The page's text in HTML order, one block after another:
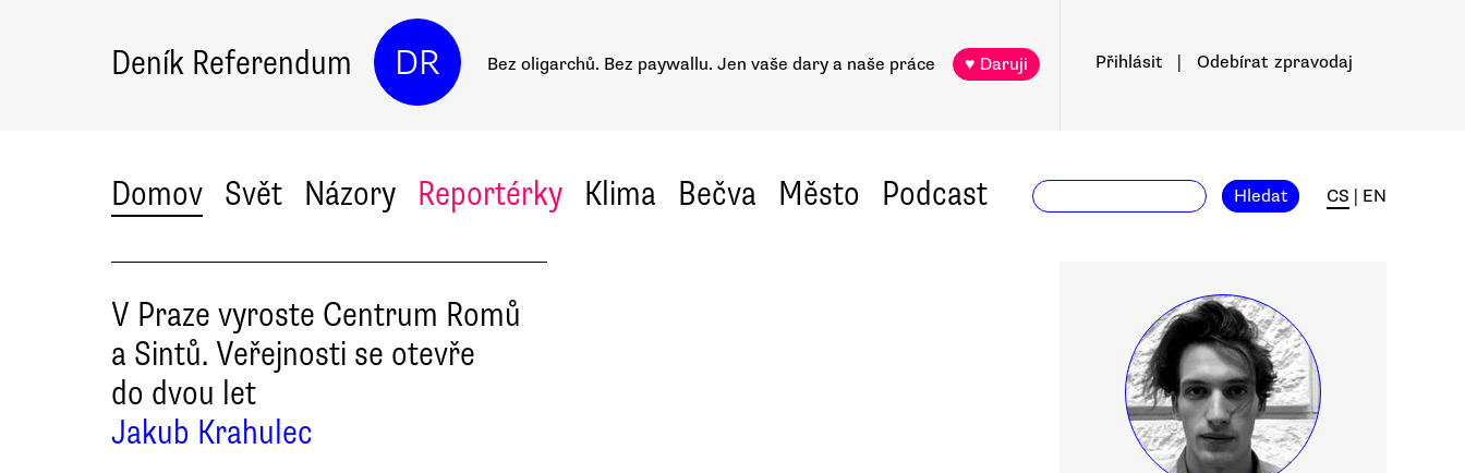
Deník Referendum DR Bez oligarchů. Bez paywallu. Jen vaše dary a naše práce ♥ Daruji Přihlásit Odebírat zpravodaj
Domov Svět Názory Reportérky Klima Bečva Město Podcast Hledat CS EN
V Praze vyroste Centrum Romů
a Sintů. Veřejnosti se otevře
do dvou let
Jakub Krahulec